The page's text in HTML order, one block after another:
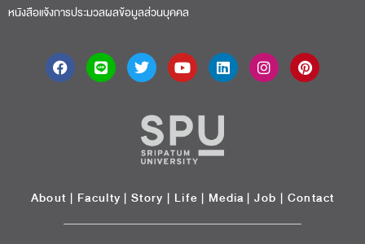
หนังสือแจ้งการประมวลผลข้อมูลส่วนบุคคล
About | Faculty | Story | Life | Media |Job | Contact